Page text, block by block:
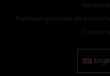
Politique générale de